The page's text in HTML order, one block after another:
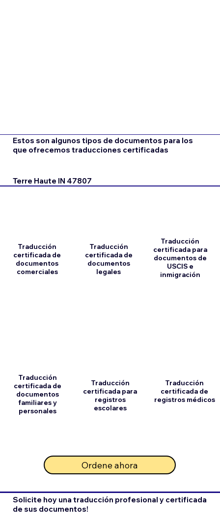
Estos son algunos tipos de documentos para los
que ofrecemos traducciones certificadas
Terre Haute IN 47807
Traducción
certificada de
documentos
comerciales
Traducción
certificada de
documentos
familiares y
personales
Traducción
certificada de
documentos
legales
Traducción
certificada para
registros
escolares
Ordene ahora
Traducción
certificada para
documentos de
USCIS e
inmigración
Traducción
certificada de
registros médicos
Solicite hoy una traducción profesional y certificada
de sus documentos!